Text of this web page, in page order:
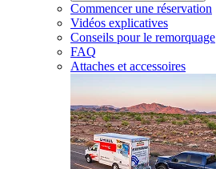
Commencer une réservation
Vidéos explicatives
Conseils pour le remorquage
FAQ
Attaches et accessoires